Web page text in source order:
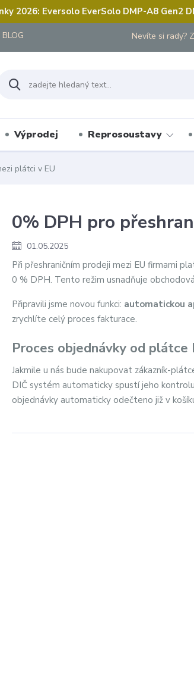
2026: Eversolo EverSolo DMP-A8 Gen2
BLOG Nevíte si rady?
Výprodej Reprosoustavy
plátci v EU
0% DPH pro
01.05.2025
Při přeshraničním prodeji mezi EU firmami
0 % DPH. Tento režim usnadňuje
Připravili jsme novou funkci: automatickou
zrychlíte celý proces fakturace.
Proces objednávky od
Jakmile u nás bude nakupovat zákazník-
DIČ systém automaticky spustí jeho
objednávky automaticky odečteno již v